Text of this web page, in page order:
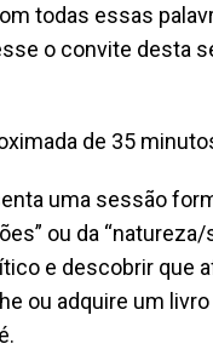
todas essas
o convite desta
de 35
uma sessão
ou da
e descobrir que
ou adquire um